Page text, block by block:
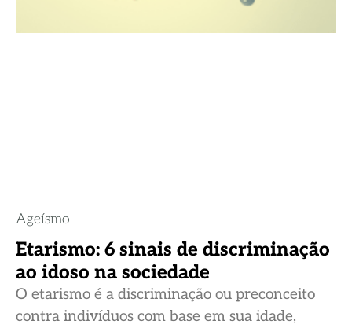
Ageísmo
Etarismo: 6 sinais de discriminação
ao idoso na sociedade
O etarismo é a discriminação ou preconceito
contra indivíduos com base em sua idade,